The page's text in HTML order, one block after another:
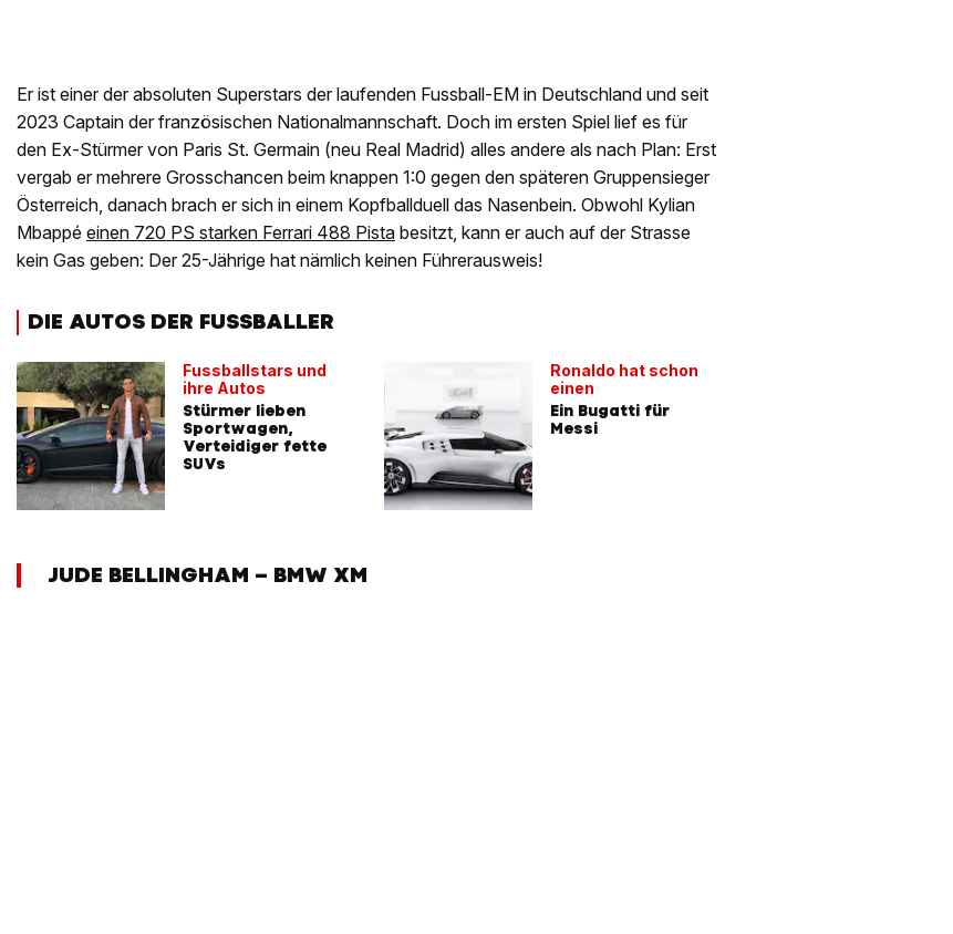
Er ist einer der absoluten Superstars der laufenden Fussball-EM in Deutschland und seit
2023 Captain der französischen Nationalmannschaft. Doch im ersten Spiel lief es für
den Ex-Stürmer von Paris St. Germain (neu Real Madrid) alles andere als nach Plan: Erst
vergab er mehrere Grosschancen beim knappen 1:0 gegen den späteren Gruppensieger
Österreich, danach brach er sich in einem Kopfballduell das Nasenbein. Obwohl Kylian
Mbappé einen 720 PS starken Ferrari 488 Pista besitzt, kann er auch auf der Strasse
kein Gas geben: Der 25-Jährige hat nämlich keinen Führerausweis!
DIE AUTOS DER FUSSBALLER
Fussballstars und
ihre Autos
Stürmer lieben
Sportwagen,
Verteidiger fette
SUVs
Ronaldo hat schon
einen
Ein Bugatti für
Messi
JUDE BELLINGHAM – BMW XM